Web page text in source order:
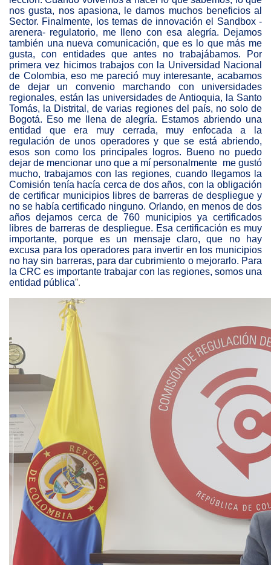
nos gusta, nos apasiona, le damos muchos beneficios al
Sector. Finalmente, los temas de innovación el Sandbox -
arenera- regulatorio, me lleno con esa alegría. Dejamos
también una nueva comunicación, que es lo que más me
gusta, con entidades que antes no trabajábamos. Por
primera vez hicimos trabajos con la Universidad Nacional
de Colombia, eso me pareció muy interesante, acabamos
de dejar un convenio marchando con universidades
regionales, están las universidades de Antioquia, la Santo
Tomás, la Distrital, de varias regiones del país, no solo de
Bogotá. Eso me llena de alegría. Estamos abriendo una
entidad que era muy cerrada, muy enfocada a la
regulación de unos operadores y que se está abriendo,
esos son como los principales logros. Bueno no puedo
dejar de mencionar uno que a mí personalmente me gustó
mucho, trabajamos con las regiones, cuando llegamos la
Comisión tenía hacía cerca de dos años, con la obligación
de certificar municipios libres de barreras de despliegue y
no se había certificado ninguno. Orlando, en menos de dos
años dejamos cerca de 760 municipios ya certificados
libres de barreras de despliegue. Esa certificación es muy
importante, porque es un mensaje claro, que no hay
excusa para los operadores para invertir en los municipios
no hay sin barreras, para dar cubrimiento o mejorarlo. Para
la CRC es importante trabajar con las regiones, somos una
entidad pública”.